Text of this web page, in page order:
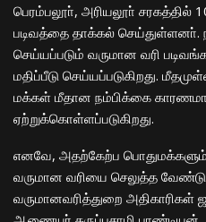
பெரம்பலூா், அரியலூா்
படிவத்தை தாக்கல் செய்துள்ளனா்.
செய்யப்படும் வருமான வரி
மதிப்பீடு செய்யப்படுகிறது.
மக்கள் மீதான நம்பிக்கை
ஏற்றுக்கொள்ளப்படுகிறது.
எனவே, அதற்கேற்ப
வருமான வரியை செலுத்த
வருமானவரித்துறை